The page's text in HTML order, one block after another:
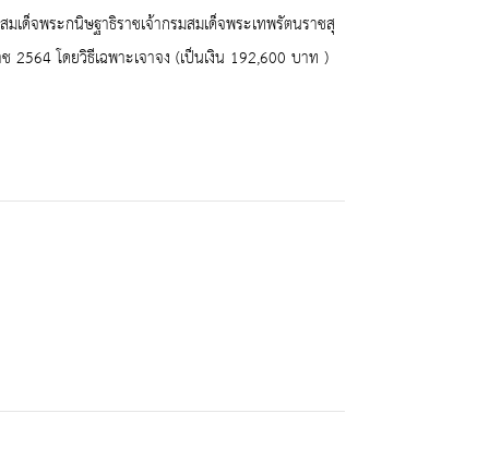
เด็จพระกนิษฐาธิราชเจ้ากรมสมเด็จพระเทพรัตนราชสุ
โดยวิธีเฉพาะเจาจง (เป็นเงิน 192,600 บาท )